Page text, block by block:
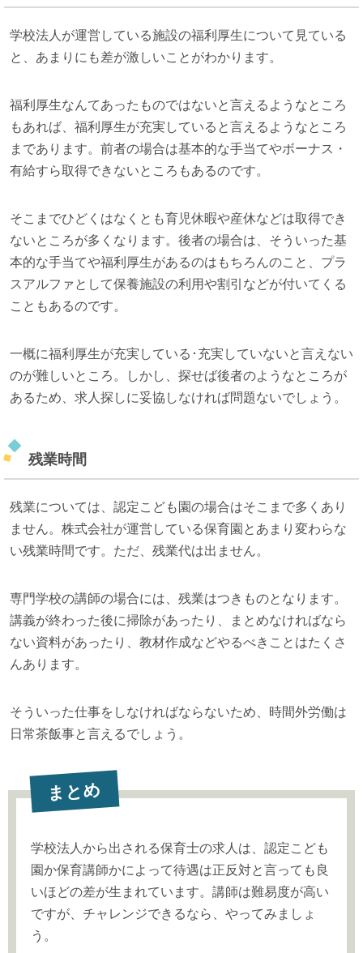
学校法人が運営している施設の福利厚生について見ている
と、あまりにも差が激しいことがわかります。
福利厚生なんてあったものではないと言えるようなところ
もあれば、福利厚生が充実していると言えるようなところ
まであります。前者の場合は基本的な手当てやボーナス・
有給すら取得できないところもあるのです。
そこまでひどくはなくとも育児休暇や産休などは取得でき
ないところが多くなります。後者の場合は、そういった基
本的な手当てや福利厚生があるのはもちろんのこと、プラ
スアルファとして保養施設の利用や割引などが付いてくる
こともあるのです。
一概に福利厚生が充実している･充実していないと言えない
のが難しいところ。しかし、探せば後者のようなところが
あるため、求人探しに妥協しなければ問題ないでしょう。
残業時間
残業については、認定こども園の場合はそこまで多くあり
ません。株式会社が運営している保育園とあまり変わらな
い残業時間です。ただ、残業代は出ません。
専門学校の講師の場合には、残業はつきものとなります。
講義が終わった後に掃除があったり、まとめなければなら
ない資料があったり、教材作成などやるべきことはたくさ
んあります。
そういった仕事をしなければならないため、時間外労働は
日常茶飯事と言えるでしょう。
まとめ
学校法人から出される保育士の求人は、認定こども
園か保育講師かによって待遇は正反対と言っても良
いほどの差が生まれています。講師は難易度が高い
ですが、チャレンジできるなら、やってみましょ
う。